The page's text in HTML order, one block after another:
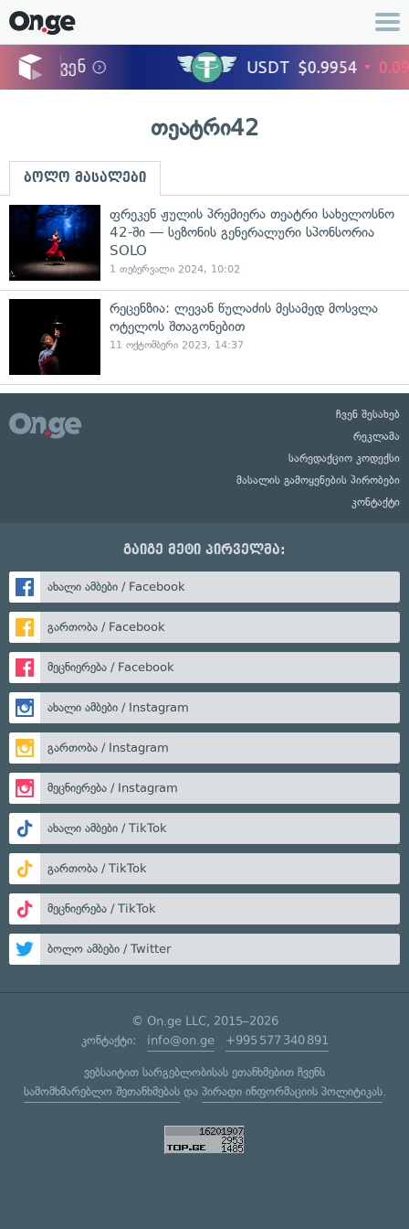
თეატრი42
ბოლო მასალები
ფრეკენ ჟულის პრემიერა თეატრი სახელოსნო
42-ში — სეზონის გენერალური სპონსორია
SOLO
1 თებერვალი 2024, 10:02
რეცენზია: ლევან წულაძის მესამედ მოსვლა
ოტელოს შთაგონებით
11 ოქტომბერი 2023, 14:37
ჩვენ შესახებ
რეკლამა
სარედაქციო კოდექსი
მასალის გამოყენების პირობები
კონტაქტი
გაიგე მეტი პირველმა:
ახალი ამბები / Facebook
გართობა / Facebook
მეცნიერება / Facebook
ახალი ამბები / Instagram
გართობა / Instagram
მეცნიერება / Instagram
ახალი ამბები / TikTok
გართობა / TikTok
მეცნიერება / TikTok
ბოლო ამბები / Twitter
© On.ge LLC, 2015–2026
კონტაქტი: info@on.ge +995 577 340 891
ვებსაიტით სარგებლობისას ეთანხმებით ჩვენს
სამომხმარებლო შეთანხმებასდა პირადი ინფორმაციის პოლიტიკას.